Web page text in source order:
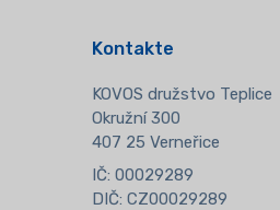
Kontakte
KOVOS družstvo Teplice
Okružní 300
407 25 Verneřice
IČ: 00029289
DIČ: CZ00029289